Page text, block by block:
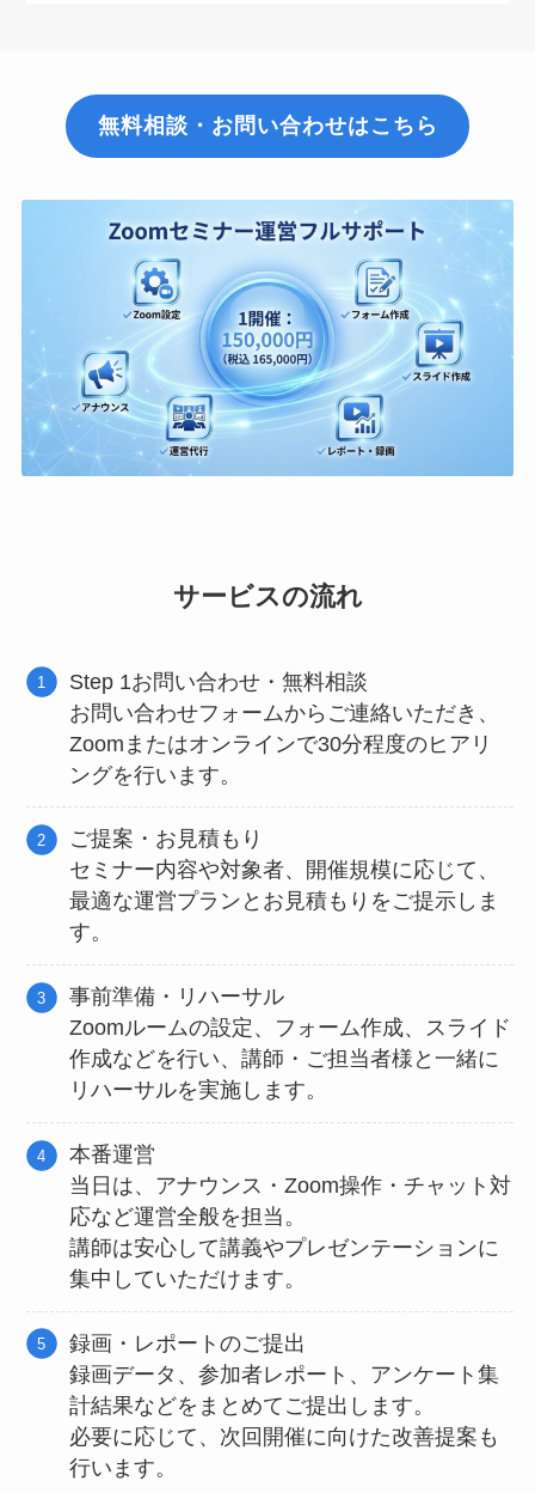
無料相談・お問い合わせはこちら
サービスの流れ
Step 1お問い合わせ・無料相談
お問い合わせフォームからご連絡いただき、
Zoomまたはオンラインで30分程度のヒアリ
ングを行います。
ご提案・お見積もり
セミナー内容や対象者、開催規模に応じて、
最適な運営プランとお見積もりをご提示しま
す。
事前準備・リハーサル
Zoomルームの設定、フォーム作成、スライド
作成などを行い、講師・ご担当者様と一緒に
リハーサルを実施します。
本番運営
当日は、アナウンス・Zoom操作・チャット対
応など運営全般を担当。
講師は安心して講義やプレゼンテーションに
集中していただけます。
録画・レポートのご提出
録画データ、参加者レポート、アンケート集
計結果などをまとめてご提出します。
必要に応じて、次回開催に向けた改善提案も
行います。